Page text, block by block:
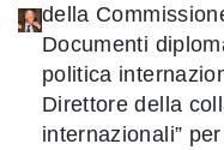
della
Documenti
politica
Direttore della
internazionali”